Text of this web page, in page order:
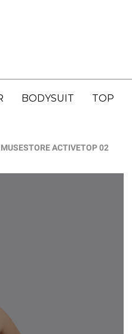
BODYSUIT TOP
MUSESTORE ACTIVETOP 02